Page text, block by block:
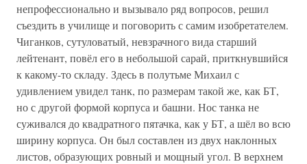
непрофессионально и вызывало ряд вопросов, решил
съездить в училище и поговорить с самим изобретателем.
Чиганков, сутуловатый, невзрачного вида старший
лейтенант, повёл его в небольшой сарай, приткнувшийся
к какому-то складу. Здесь в полутьме Михаил с
удивлением увидел танк, по размерам такой же, как БТ,
но с другой формой корпуса и башни. Нос танка не
суживался до квадратного пятачка, как у БТ, а шёл во всю
ширину корпуса. Он был составлен из двух наклонных
листов, образующих ровный и мощный угол. В верхнем